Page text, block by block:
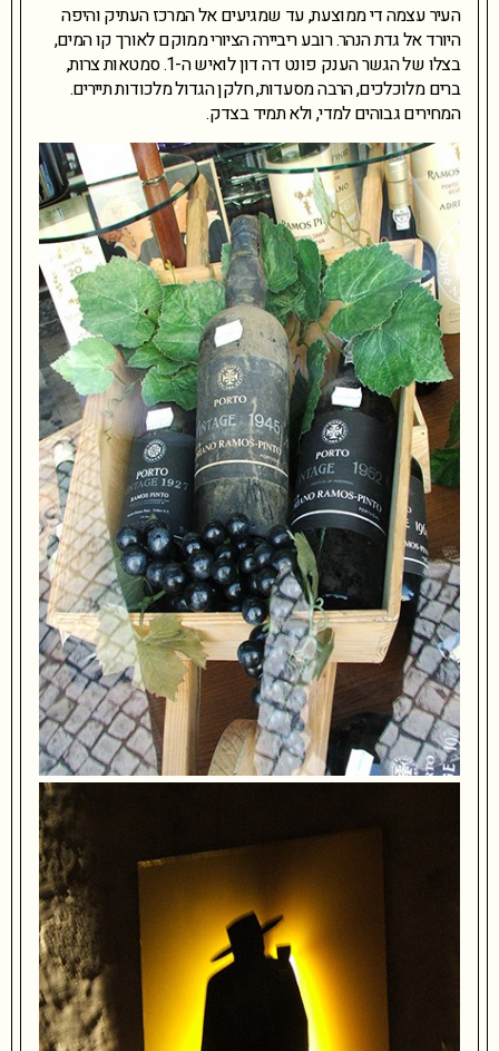
העיר עצמה די ממוצעת, עד שמגיעים אל המרכז העתיק והיפה
היורד אל גדת הנהר. רובע ריביירה הציורי ממוקם לאורך קו המים,
בצלו של הגשר הענק פונט דה דון לואיש ה-1. סמטאות צרות,
ברים מלוכלכים, הרבה מסעדות, חלקן הגדול מלכודות תיירים.
המחירים גבוהים למדי, ולא תמיד בצדק.